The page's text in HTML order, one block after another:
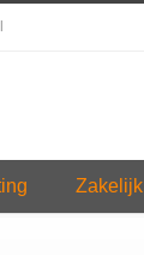
Zakelijk